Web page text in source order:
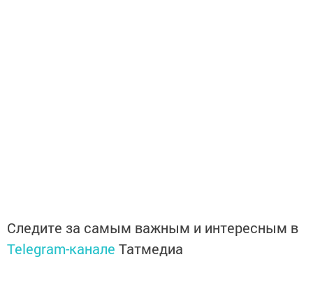
Следите за самым важным и интересным в
Telegram-канале Татмедиа